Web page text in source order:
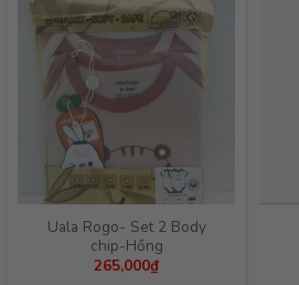
Uala Rogo- Set 2 Body
chip-Hồng
265,000₫